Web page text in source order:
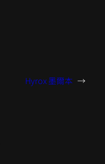
Hyrox 墨爾本 →